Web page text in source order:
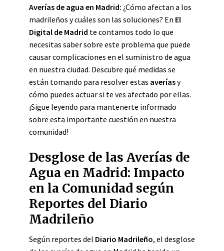
Averías de agua en Madrid: ¿Cómo afectan a los
madrileños y cuáles son las soluciones? En El
Digital de Madrid te contamos todo lo que
necesitas saber sobre este problema que puede
causar complicaciones en el suministro de agua
en nuestra ciudad. Descubre qué medidas se
están tomando para resolver estas averíasy
cómo puedes actuar si te ves afectado por ellas.
¡Sigue leyendo para mantenerte informado
sobre esta importante cuestión en nuestra
comunidad!
Desglose de las Averías de
Agua en Madrid: Impacto
en la Comunidad según
Reportes del Diario
Madrileño
Según reportes del Diario Madrileño, el desglose